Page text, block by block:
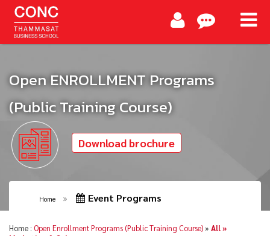
Open ENROLLMENT Programs
(Public Training Course)
Download brochure
Home Event Programs
Home : Open Enrollment Programs (Public Training Course)» All »